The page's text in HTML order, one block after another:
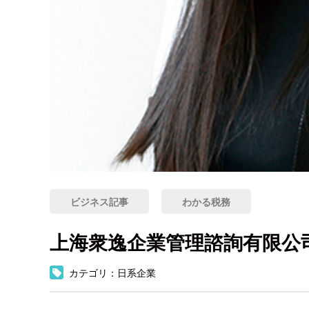
ビジネス記事 わかる税務
上海衆逸企業管理諮詢有限公
カテゴリ：日系企業